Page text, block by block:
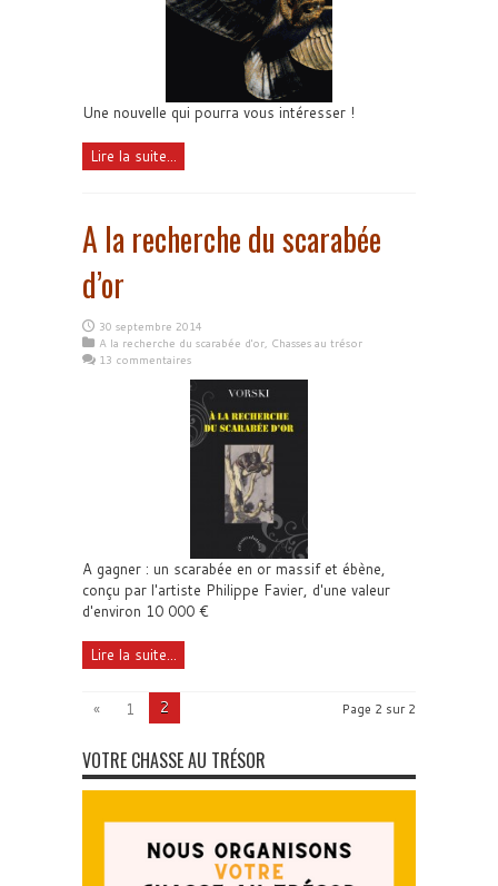
Une nouvelle qui pourra vous intéresser !
Lire la suite...
A la recherche du scarabée
d’or
30 septembre 2014
A la recherche du scarabée d'or, Chasses au trésor
13 commentaires
A gagner : un scarabée en or massif et ébène,
conçu par l'artiste Philippe Favier, d'une valeur
d'environ 10 000 €
Lire la suite...
Page 2 sur 2
« 1 2
VOTRE CHASSE AU TRÉSOR